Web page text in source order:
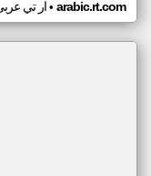
ار تي• arabic.rt.com